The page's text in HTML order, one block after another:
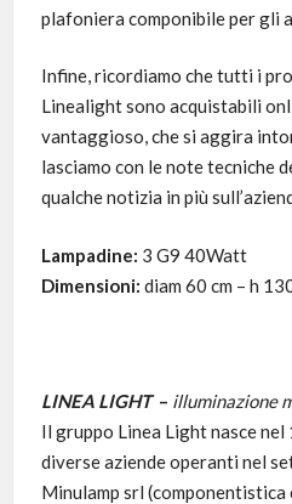
plafoniera componibile per gli
Infine, ricordiamo che tutti i
Linealight sono acquistabili
vantaggioso, che si aggira
lasciamo con le note tecniche
qualche notizia in più
Lampadine: 3 G9 40Watt
Dimensioni: diam 60 cm – h
LINEA LIGHT– illuminazione
Il gruppo Linea Light nasce
diverse aziende operanti nel
Minulamp srl (componentistica